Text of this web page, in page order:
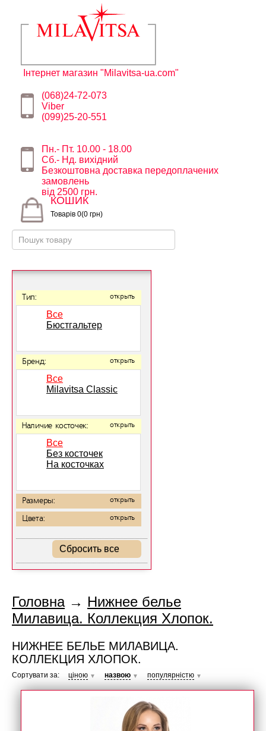
Інтернет магазин "Milavitsa-ua.com"
(068)24-72-073
Viber
(099)25-20-551
Пн.- Пт. 10.00 - 18.00
Сб.- Нд. вихідний
Безкоштовна доставка передоплачених
замовлень
від 2500 грн.
КОШИК
Товарів 0(0 грн)
Тип: открыть
Все
Бюстгальтер
Бренд: открыть
Все
Milavitsa Classic
Наличие косточек: открыть
Все
Без косточек
На косточках
Размеры: открыть
Цвета: открыть
Сбросить все
Головна→ Нижнее белье
Милавица. Коллекция Хлопок.
НИЖНЕЕ БЕЛЬЕ МИЛАВИЦА.
КОЛЛЕКЦИЯ ХЛОПОК.
Сортувати за: ціною ▼ назвою ▼ популярністю ▼